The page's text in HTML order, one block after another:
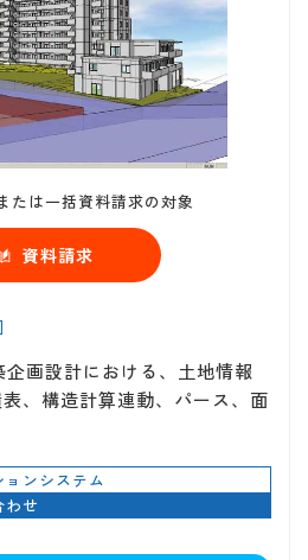
たは一括資料請求の対象
資料請求
企画設計における、土地情報
、構造計算連動、パース、面
ンシステム
せ